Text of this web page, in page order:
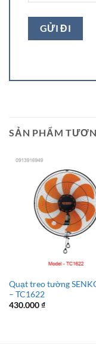
SẢN PHẨM
Quạt treo tường
– TC1622
430.000₫